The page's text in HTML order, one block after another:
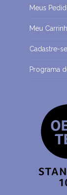
Meus
Meu
Cadastre-se
Programa